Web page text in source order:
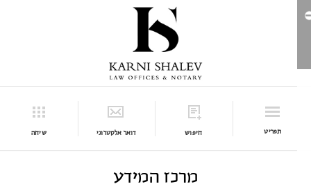
שיחה דואר אלקטרוני חיפוש תפריט
מרכז המידע